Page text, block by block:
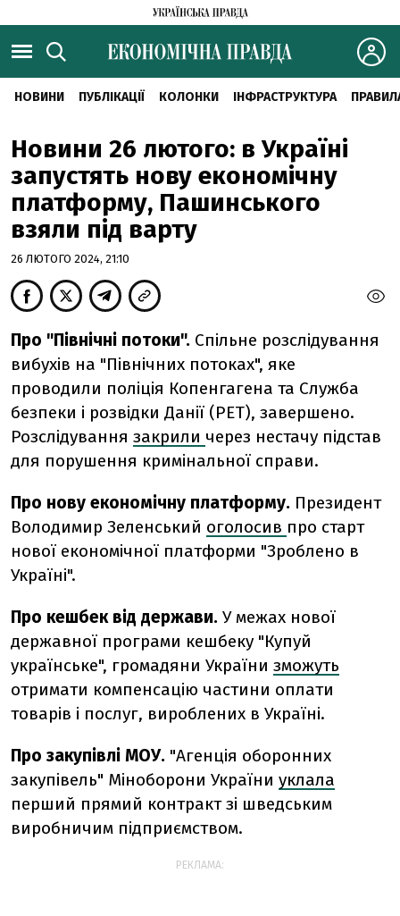
НОВИНИ ПУБЛІКАЦІЇ КОЛОНКИ ІНФРАСТРУКТУРА
Новини 26 лютого: в Україні
запустять нову економічну
платформу, Пашинського
взяли під варту
26 ЛЮТОГО 2024, 21:10
Про "Північні потоки". Спільне розслідування
вибухів на "Північних потоках", яке
проводили поліція Копенгагена та Служба
безпеки і розвідки Данії (PET), завершено.
Розслідування закрили через нестачу підстав
для порушення кримінальної справи.
Про нову економічну платформу. Президент
Володимир Зеленський оголосив про старт
нової економічної платформи "Зроблено в
Україні".
Про кешбек від держави. У межах нової
державної програми кешбеку "Купуй
українське", громадяни України зможуть
отримати компенсацію частини оплати
товарів і послуг, вироблених в Україні.
Про закупівлі МОУ. "Агенція оборонних
закупівель" Міноборони України уклала
перший прямий контракт зі шведським
виробничим підприємством.
РЕКЛАМА: